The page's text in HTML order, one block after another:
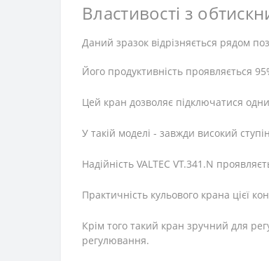
Властивості з
Даний зразок відрізняється рядом
Його продуктивність проявляється
Цей кран дозволяє підключатися
У такій моделі - завжди високий
Надійність VALTEC VT.341.N
Практичність кульового крана цієї
Крім того такий кран зручний для
регулювання.